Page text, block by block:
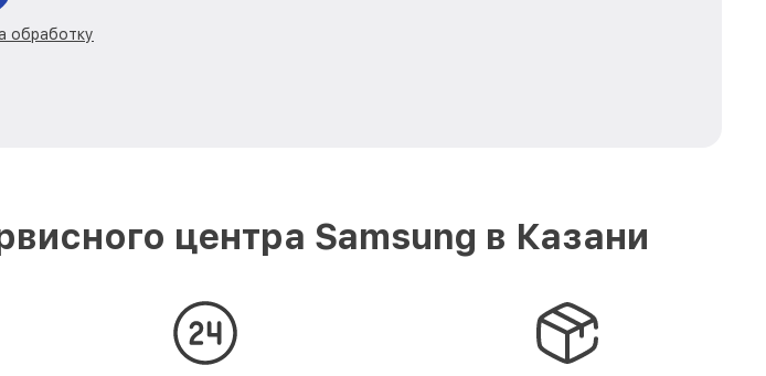
обработку
центра Samsung в Казани